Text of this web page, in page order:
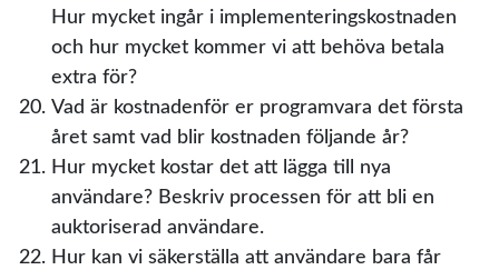
Hur mycket ingår i implementeringskostnaden
och hur mycket kommer vi att behöva betala
extra för?
Vad är kostnadenför er programvara det första
året samt vad blir kostnaden följande år?
Hur mycket kostar det att lägga till nya
användare? Beskriv processen för att bli en
auktoriserad användare.
Hur kan vi säkerställa att användare bara får